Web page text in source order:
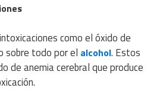
como el óxido de
sobre todo por el alcohol. Estos
de anemia cerebral que produce